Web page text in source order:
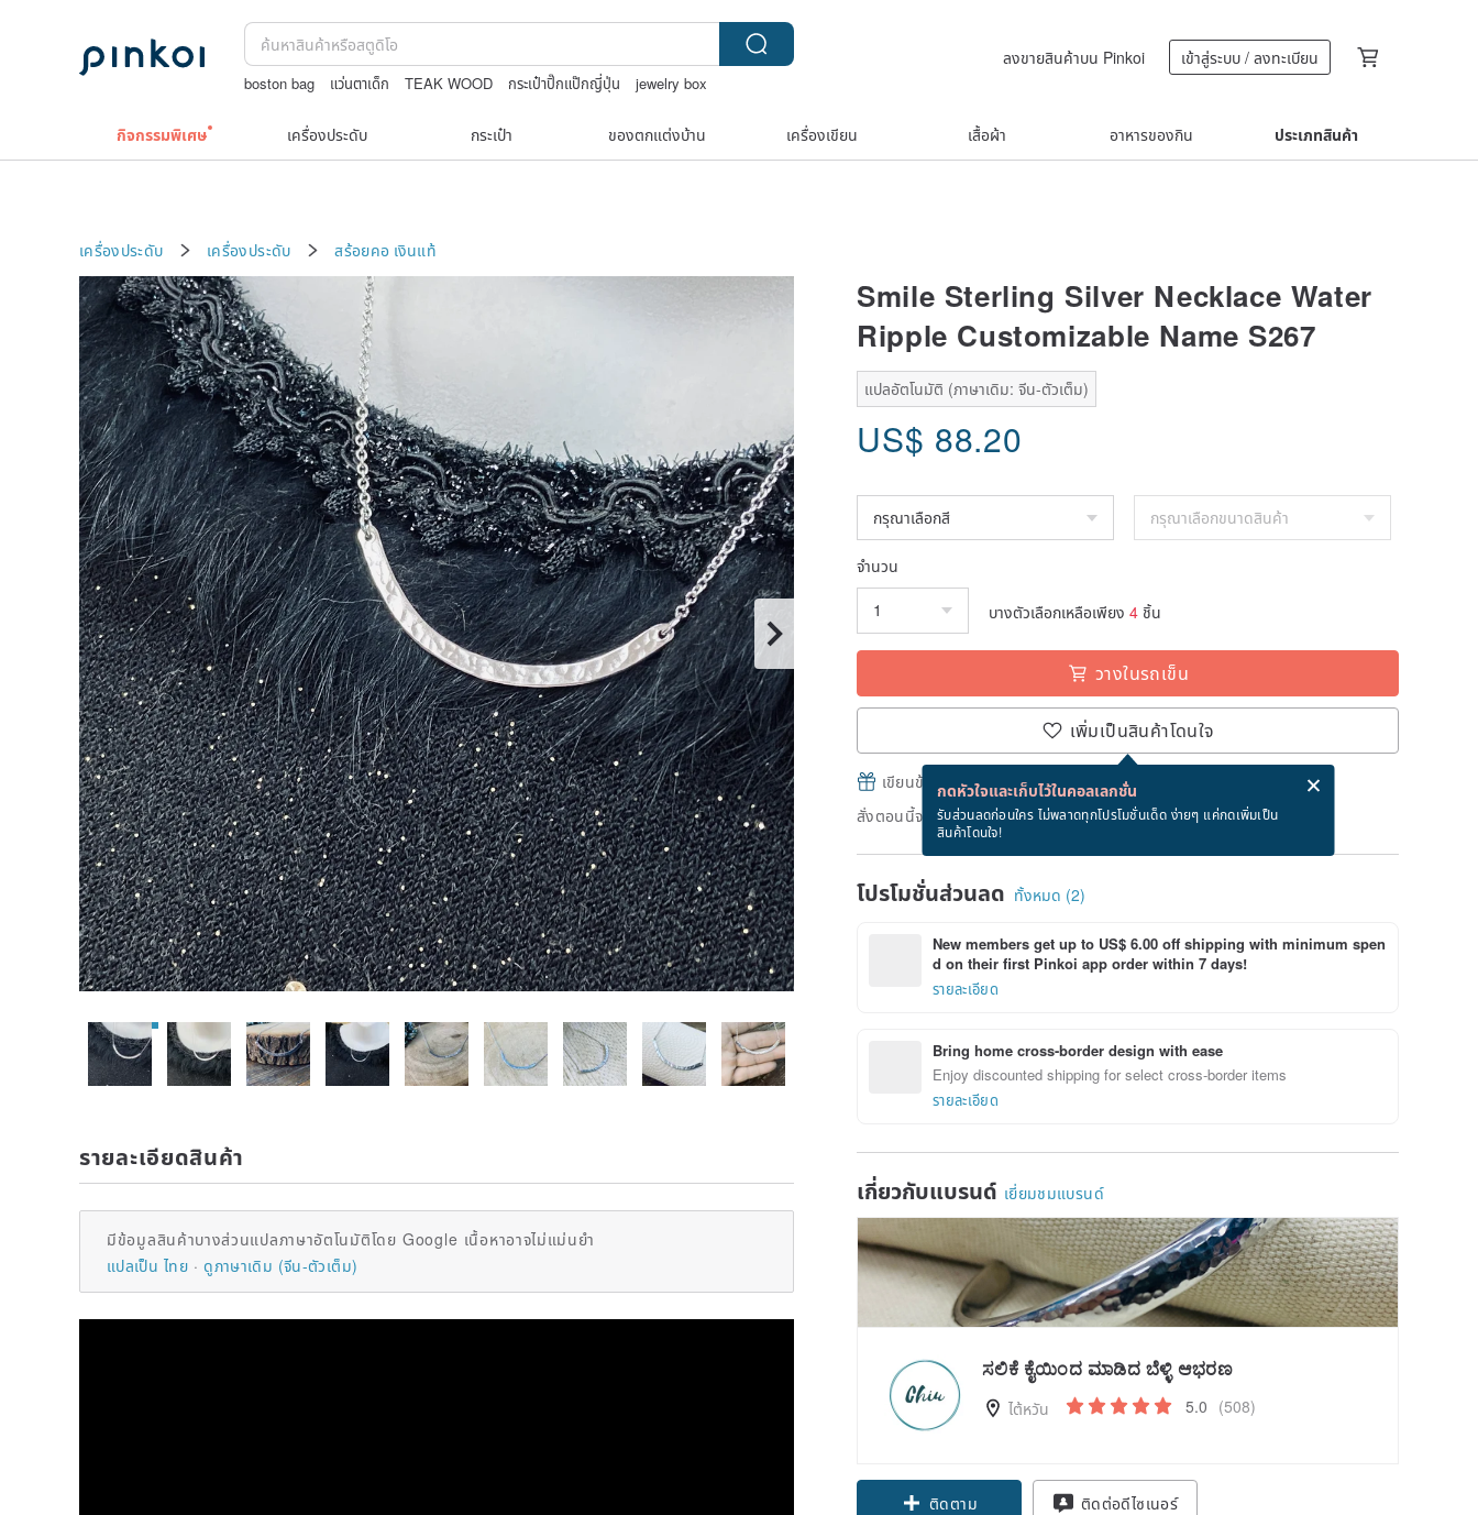
boston bag แว่นตาเด็ก TEAK WOOD กระเป๋าปิ๊กแป๊กญี่ปุ่น
jewelry box
ลงขายสินค้าบน Pinkoi เข้าสู่ระบบ / ลงทะเบียน
กิจกรรมพิเศษ เครื่องประดับ กระเป๋า ของตกแต่งบ้าน เครื่องเขียน เสื้อผ้า อาหารของกิน ประเภทสินค้า
เครื่องประดับ เครื่องประดับ สร้อยคอ เงินแท้
Smile Sterling Silver Necklace Water
Ripple Customizable Name S267
แปลอัตโนมัติ (ภาษาเดิม: จีน-ตัวเต็ม)
US$ 88.20
จำนวน
บางตัวเลือกเหลือเพียง 4 ชิ้น
วางในรถเข็น
เพิ่มเป็นสินค้าโดนใจ
กดหัวใจและเก็บไว้ในคอลเลกชั่น
รับส่วนลดก่อนใคร ไม่พลาดทุกโปรโมชั่นเด็ด ง่ายๆ แค่กดเพิ่มเป็น
สินค้าโดนใจ!
เขียนข้อความและส่ง eCard ฟรีเมื่อซื้อสินค้า!
สั่งตอนนี้จะได้รับภายใน 8/19~8/26
โปรโมชั่นส่วนลด ทั้งหมด (2)
New members get up to US$ 6.00 off shipping with minimum spen
d on their first Pinkoi app order within 7 days!
รายละเอียด
Bring home cross-border design with ease
Enjoy discounted shipping for select cross-border items
รายละเอียด
เกี่ยวกับแบรนด์ เยี่ยมชมแบรนด์
ಸಲಿಕೆ ಕೈಯಿಂದ ಮಾಡಿದ ಬೆಳ್ಳಿ ಆಭರಣ
ไต้หวัน 5.0 (508)
ติดตาม ติดต่อดีไซเนอร์
รายละเอียดสินค้า
มีข้อมูลสินค้าบางส่วนแปลภาษาอัตโนมัติโดย Google เนื้อหาอาจไม่แม่นยำ
แปลเป็น ไทย
ดูภาษาเดิม (จีน-ตัวเต็ม)